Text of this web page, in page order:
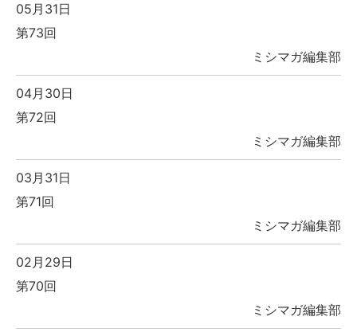
05月31日
第73回
ミシマガ編集部
04月30日
第72回
ミシマガ編集部
03月31日
第71回
ミシマガ編集部
02月29日
第70回
ミシマガ編集部